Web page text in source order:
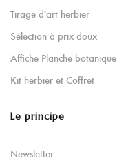
Tirage d'art herbier
Sélection à prix doux
Affiche Planche botanique
Kit herbier et Coffret
Le principe
Newsletter